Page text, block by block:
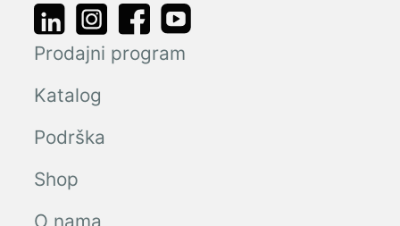
Prodajni program
Katalog
Podrška
Shop
O nama